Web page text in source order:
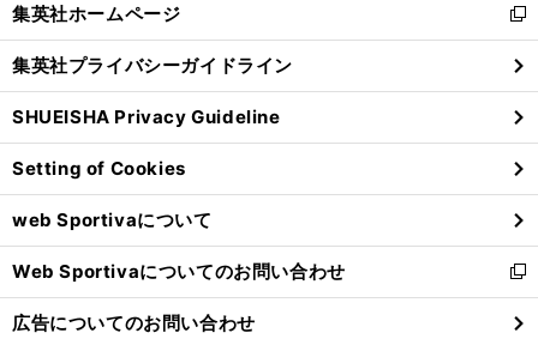
閉
る
集英社ホームページ
新
し
い
ウ
ィ
ン
ド
ウ
で
開
く
集英社プライバシーガイドライン
SHUEISHA Privacy Guideline
Setting of Cookies
web Sportivaについて
Web Sportivaについてのお問い合わせ
新
し
い
広告についてのお問い合わせ